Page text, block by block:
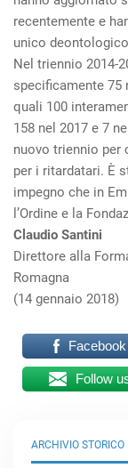
recentemente e
unico
Nel triennio 2014-
specificamente 75
quali 100
158 nel 2017 e 7
nuovo triennio per
per i ritardatari. È
impegno che in
l’Ordine e la
Claudio Santini
Direttore alla
Romagna
(14 gennaio 2018)
Facebook
Follow
ARCHIVIO STORICO